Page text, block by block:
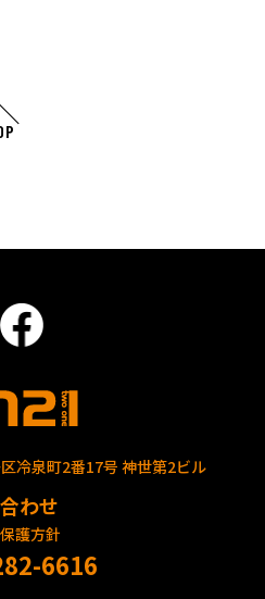
冷泉町2番17号 神世第2ビル
わせ
護方針
6616